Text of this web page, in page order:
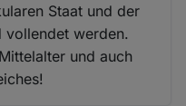
Staat und der
vollendet werden.
und auch